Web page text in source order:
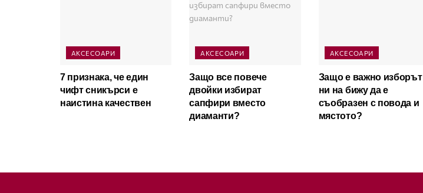
АКСЕСОАРИ
7 признака, че един
чифт сникърси е
наистина качествен
АКСЕСОАРИ
Защо все повече
двойки избират
сапфири вместо
диаманти?
АКСЕСОАРИ
Защо е важно изборът
ни на бижу да е
съобразен с повода и
мястото?